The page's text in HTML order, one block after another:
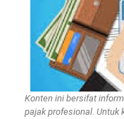
Konten ini bersifat
pajak profesional.